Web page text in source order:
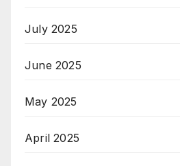
July 2025
June 2025
May 2025
April 2025